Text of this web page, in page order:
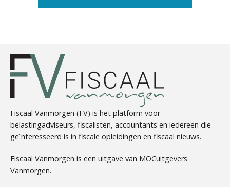
Tom Berkhout
Fiscaal Vanmorgen (FV) is het platform voor
belastingadviseurs, fiscalisten, accountants en iedereen die
geïnteresseerd is in fiscale opleidingen en fiscaal nieuws.
Fiscaal Vanmorgen is een uitgave van MOCuitgevers
Vanmorgen.